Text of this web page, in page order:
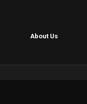
About Us